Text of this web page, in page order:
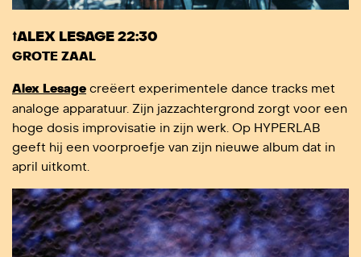
⭡ALEX LESAGE 22:30
GROTE ZAAL
Alex Lesage creëert experimentele dance tracks met
analoge apparatuur. Zijn jazzachtergrond zorgt voor een
hoge dosis improvisatie in zijn werk. Op HYPERLAB
geeft hij een voorproefje van zijn nieuwe album dat in
april uitkomt.